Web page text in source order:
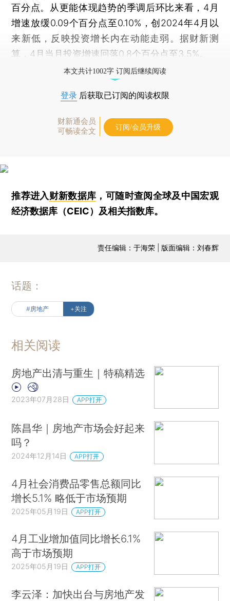
百分点。从更能体现趋势的季调后环比来看，4月
增速放缓0.09个百分点至0.10%，创2024年4月以
来新低，反映投资增长内在动能走弱。据财新测
算，4月当月投资增速回落0.8个百分点至3.5%。
本文共计1002字 订阅后继续阅读
登录 后获取已订阅的阅读权限
财新通会员
可畅读全文
订阅/会员升级
推荐进入财新数据库 ，可随时查阅全球及中国宏观
经济数据库（CEIC）及相关指数库。
责任编辑：于海荣 | 版面编辑：刘春辉
话题：
#房地产 +关注
相关阅读
房地产出清与重生｜特稿精选
2023年07月28日 APP打开
陈昌华｜房地产市场会好起来
吗？
2024年12月14日 APP打开
4月社会消费品零售总额同比
增长5.1% 略低于市场预期
2025年05月19日 APP打开
4月工业增加值同比增长6.1%
高于市场预期
2025年05月19日 APP打开
李云泽：加快出台与房地产发